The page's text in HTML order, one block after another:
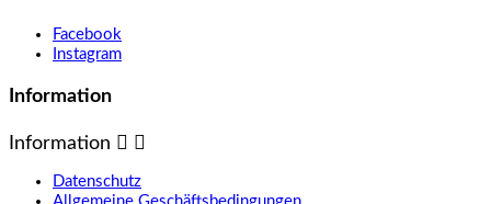
Facebook
Instagram
Information
Information  
Datenschutz